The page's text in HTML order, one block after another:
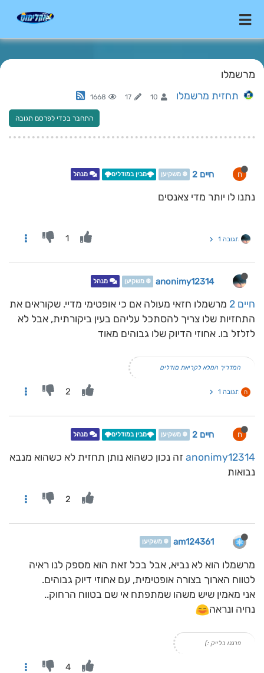
מרשמלו
תחזית מרשמלו 10
17
1668
התחבר בכדי לפרסם תגובה
ח חיים 2 ❄️ משקיען 🌩️מבין במודלים🌩️ מנהל
נתנו לו יותר מדי צאנסים
תגובה 1 1
anonimy12314 ❄️ משקיען מנהל
חיים 2
מרשמלו חזאי מעולה אם כי אופטימי מדיי. שקוראים את
התחזיות שלו צריך להסתכל עליהם בעין ביקורתית, אבל לא
לזלזל בו. אחוזי הדיוק שלו גבוהים מאוד
המדריך המלא לקריאת מודלים
ח תגובה 1 2
ח חיים 2 ❄️ משקיען 🌩️מבין במודלים🌩️ מנהל
anonimy12314 זה נכון כשהוא נותן תחזית לא כשהוא מנבא
נבואות
2
am124361 ❄️ משקיען
מרשמלו הוא לא נביא, אבל בכל זאת הוא מספק לנו ראיה
לטווח הארוך בצורה אופטימית, עם אחוזי דיוק גבוהים.
אני מאמין שיש משהו שמתפתח אי שם בטווח הרחוק..
נחיה ונראה
פרגנו בלייק :)
4